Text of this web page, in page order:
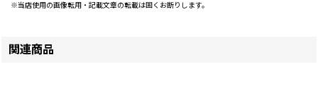
※当店使用の画像転用・記載文章の転載は固くお断りします。
関連商品